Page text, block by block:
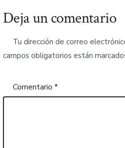
Deja un comentario
Tu dirección de correo
campos obligatorios están
Comentario *